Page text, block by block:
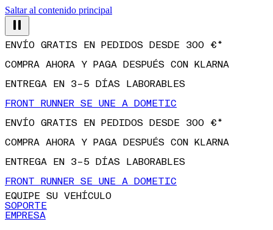
Saltar al contenido principal
ENVÍO GRATIS EN PEDIDOS DESDE 300 €*
COMPRA AHORA Y PAGA DESPUÉS CON KLARNA
ENTREGA EN 3–5 DÍAS LABORABLES
FRONT RUNNER SE UNE A DOMETIC
ENVÍO GRATIS EN PEDIDOS DESDE 300 €*
COMPRA AHORA Y PAGA DESPUÉS CON KLARNA
ENTREGA EN 3–5 DÍAS LABORABLES
FRONT RUNNER SE UNE A DOMETIC
EQUIPE SU VEHÍCULO
SOPORTE
EMPRESA